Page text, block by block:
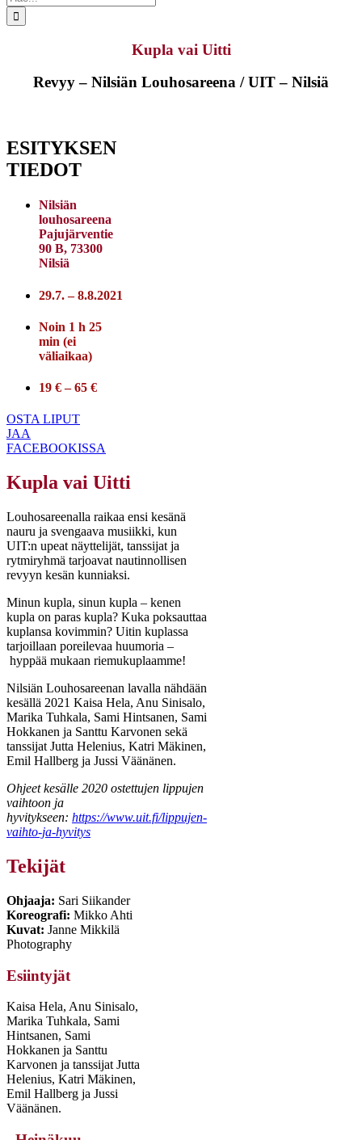
...
Kupla vai Uitti
Revyy – Nilsiän Louhosareena / UIT – Nilsiä
ESITYKSEN
TIEDOT
Nilsiän
louhosareena
Pajujärventie
90 B, 73300
Nilsiä
29.7. – 8.8.2021
Noin 1 h 25
min (ei
väliaikaa)
19 € – 65 €
OSTA LIPUT
JAA
FACEBOOKISSA
Kupla vai Uitti
Louhosareenalla raikaa ensi kesänä
nauru ja svengaava musiikki, kun
UIT:n upeat näyttelijät, tanssijat ja
rytmiryhmä tarjoavat nautinnollisen
revyyn kesän kunniaksi.
Minun kupla, sinun kupla – kenen
kupla on paras kupla? Kuka poksauttaa
kuplansa kovimmin? Uitin kuplassa
tarjoillaan poreilevaa huumoria –
hyppää mukaan riemukuplaamme!
Nilsiän Louhosareenan lavalla nähdään
kesällä 2021 Kaisa Hela, Anu Sinisalo,
Marika Tuhkala, Sami Hintsanen, Sami
Hokkanen ja Santtu Karvonen sekä
tanssijat Jutta Helenius, Katri Mäkinen,
Emil Hallberg ja Jussi Väänänen.
Ohjeet kesälle 2020 ostettujen lippujen
vaihtoon ja
hyvitykseen: https://www.uit.fi/lippujen-
vaihto-ja-hyvitys
Tekijät
Ohjaaja: Sari Siikander
Koreografi: Mikko Ahti
Kuvat: Janne Mikkilä
Photography
Esiintyjät
Kaisa Hela, Anu Sinisalo,
Marika Tuhkala, Sami
Hintsanen, Sami
Hokkanen ja Santtu
Karvonen ja tanssijat Jutta
Helenius, Katri Mäkinen,
Emil Hallberg ja Jussi
Väänänen.